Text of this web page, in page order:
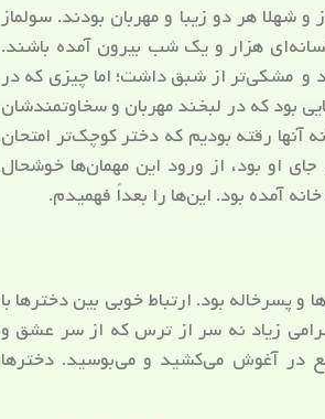
شهلا هر دو زیبا و مهربان بودند. سولماز
هزار و یک شب بیرون آمده باشند.
و مشکی‌تر از شبق داشت؛ اما چیزی که در
بود که در لبخند مهربان و سخاوتمندشان
آنها رقته بودیم که دختر کوچک‌تر امتحان
او بود، از ورود این مهمان‌ها خوشحال
آمده بود. این‌ها را بعداً فهمیدم.
پسرخاله بود. ارتباط خوبی بین دخترها با
زیاد نه سر از ترس که از سر عشق و
در آغوش می‌کشید و می‌بوسید. دخترها